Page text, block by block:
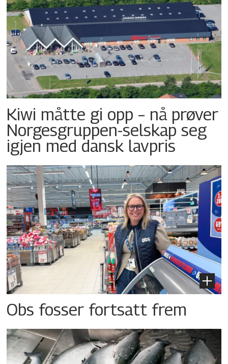
Kiwi måtte gi opp – nå prøver
Norgesgruppen-selskap seg
igjen med dansk lavpris
Obs fosser fortsatt frem